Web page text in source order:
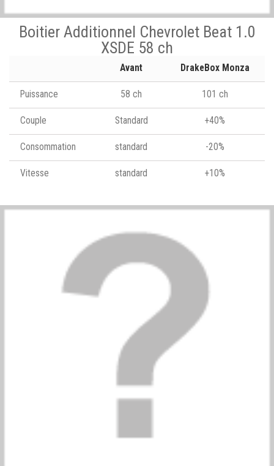
Boitier Additionnel Chevrolet Beat 1.0
XSDE 58 ch
Avant DrakeBox Monza
Puissance 58 ch 101 ch
Couple Standard +40%
Consommation standard -20%
Vitesse standard +10%